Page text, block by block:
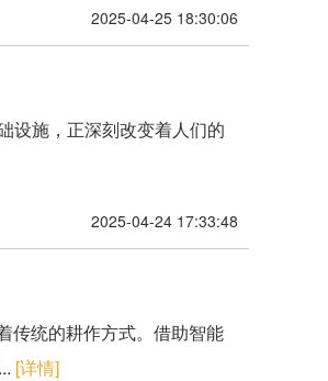
2025-04-25 18:30:06
设施，正深刻改变着人们的
2025-04-24 17:33:48
传统的耕作方式。借助智能
[详情]